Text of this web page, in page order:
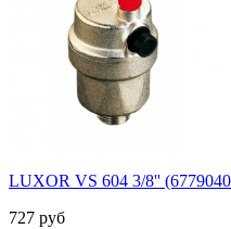
LUXOR VS 604 3/8''
727 руб